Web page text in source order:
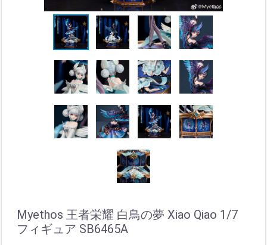
Myethos 王者栄耀 白鳥の夢 Xiao Qiao 1/7
フィギュア SB6465A